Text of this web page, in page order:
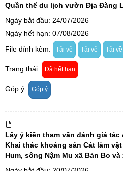
Quần thể du lịch vườn Địa Đàng
Ngày bắt đầu: 24/07/2026
Ngày hết hạn: 07/08/2026
File đính kèm:
Tải về Tải về Tải về
Trạng thái: Đã hết hạn
Góp ý: Góp ý
Lấy ý kiến tham vấn đánh giá
Khai thác khoáng sản Cát làm
Hum, sông Nậm Mu xã Bản Bo